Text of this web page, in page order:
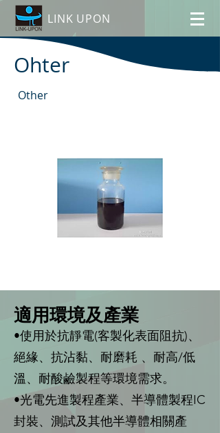
LINK UPON
Ohter
Other
適用環境及產業
•使用於抗靜電(客製化表面阻抗)、
絕緣、抗沾黏、耐磨耗 、耐高/低
溫、耐酸鹼製程等環境需求。
•光電先進製程產業、半導體製程IC
封裝、測試及其他半導體相關產